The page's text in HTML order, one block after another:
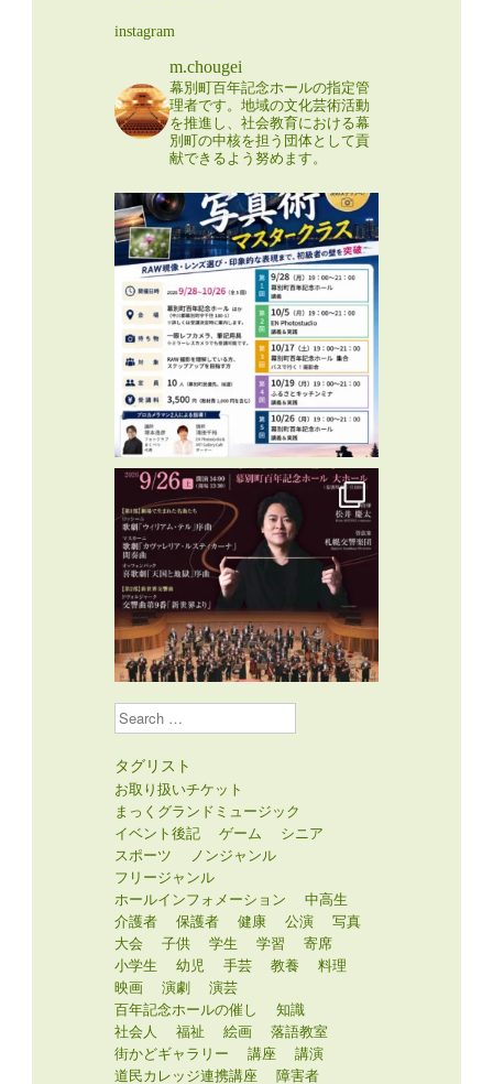
instagram
m.chougei
幕別町百年記念ホールの指定管
理者です。地域の文化芸術活動
を推進し、社会教育における幕
別町の中核を担う団体として貢
献できるよう努めます。
Search
タグリスト
お取り扱いチケット
まっくグランドミュージック
イベント後記
ゲーム
シニア
スポーツ
ノンジャンル
フリージャンル
ホールインフォメーション
中高生
介護者
保護者 健康 公演
写真
大会
子供 学生 学習
寄席
小学生
幼児 手芸 教養
料理
映画
演劇
演芸
百年記念ホールの催し
知識
社会人
福祉 絵画
落語教室
街かどギャラリー
講座
講演
道民カレッジ連携講座
障害者